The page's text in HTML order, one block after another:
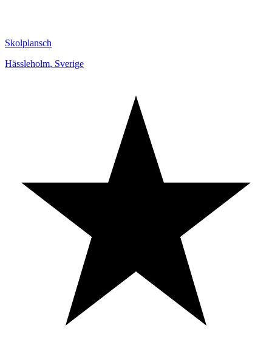
Skolplansch
Hässleholm, Sverige